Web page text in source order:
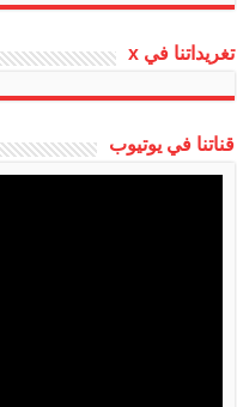
تغريداتنا في x
قناتنا في يوتيوب